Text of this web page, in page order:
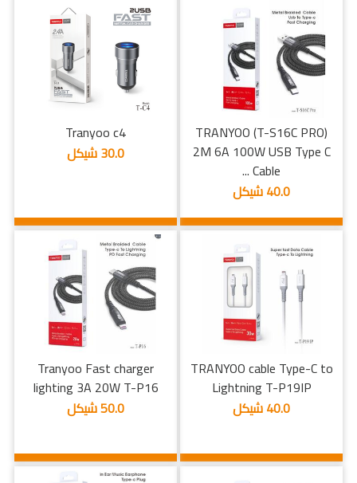
TRANYOO (T-S16C PRO)
2M 6A 100W USB Type C
Cable ...
40.0 شيكل
Tranyoo c4
30.0 شيكل
TRANYOO cable Type-C to
Lightning T-P19IP
40.0 شيكل
Tranyoo Fast charger
lighting 3A 20W T-P16
50.0 شيكل